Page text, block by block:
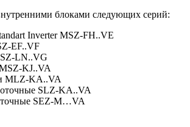
блоками следующих серий:
Inverter MSZ-FH..VE
EF..VF
LN..VG
KJ..VA
MLZ-KA..VA
SLZ-KА..VA
SEZ-M…VA